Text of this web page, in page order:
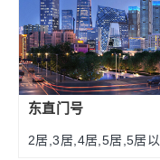
东直门号
2居,3居,4居,5居,5居